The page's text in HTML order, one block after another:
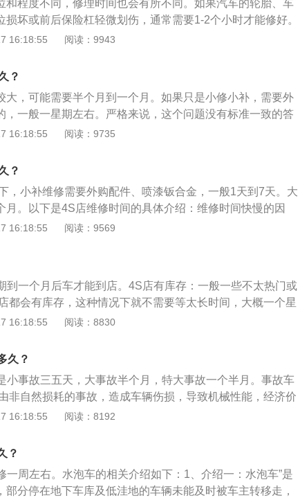
时请更换电解液；自动变速箱车要检查自动变速箱和变速箱
的零部件的保修期不同，人为导致损坏不予保修。
和程度不同，修理时间也会有所不同。如果汽车的轮胎、车
损坏或前后保险杠轻微划伤，通常需要1-2个小时才能修好。
速箱等核心部件出现严重问题，维修时间将从几天到几周不
汽车，这样会比较麻烦，需要很长时间才能修复。汽车损坏
越困难，修理汽车的时间也就越长。修车的时候如果有现成
快。如果需要预订备件，等待时间会增加，维修时间也会延
维修时间就越快。修车注意事项：修车的时候可以选择去4s
外面的修理厂修，两者各有利弊。4s店的修车质量是有保障
。
16:18:55 阅读：9943
？
大，可能需要半个月到一个月。如果只是小修小补，需要外
，一般一星期左右。严格来说，这个问题没有标准一致的答
间的客观因素很多，要根据实际情况灵活分析。首先是所需
商店正好有所需的零件，那就非常快，通常当天就能修好。
数量也会影响修车的时间。修车也需要排队，也需要先来后
有更多的车需要修理，自然需要更多的时间。需要保险理赔
损程度、保险责任认定、保险公司确认理赔的时间来衡量。
太慢，你可以向有关部门投诉。他们会尽快帮车主跟进厂
16:18:55 阅读：9735
？
，小补维修需要外购配件、喷漆钣合金，一般1天到7天。大
月。以下是4S店维修时间的具体介绍：维修时间快慢的因
车辆进行保养维修的项目，同一时间维修车间进行维修的车
的速度决定维修时间，需要保险理赔的项目要视车辆的损伤
16:18:55 阅读：9569
到一个月后车才能到店。4S店有库存：一般一些不太热门或
都会有库存，这种情况下就不需要等太长时间，大概一个星
好精品就能够提车。不同地区、不同规模的4S店库存量并不
生产：有些车非常热销厂家产能跟不上，此时等待提车的时
果遇到逾期情况，可以和销售协商退订。
16:18:55 阅读：8830
久？
小事故三五天，大事故半个月，特大事故一个半月。事故车
非自然损耗的事故，造成车辆伤损，导致机械性能，经济价
。“事故车”，一般是指存在结构性损伤的车辆。同时，泡
采用压铸成型，所以一旦撞过造成事故扭曲之后，想要修复
不太可能。补漆的情况也是征兆，都是因为敲打过后掉漆了
要注意。
16:18:55 阅读：8192
？
一周左右。水泡车的相关介绍如下：1、介绍一：水泡车”是
部分停在地下车库及低洼地的车辆未能及时被车主转移走，